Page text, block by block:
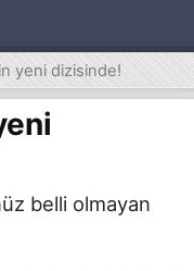
yeni dizisinde!
belli olmayan